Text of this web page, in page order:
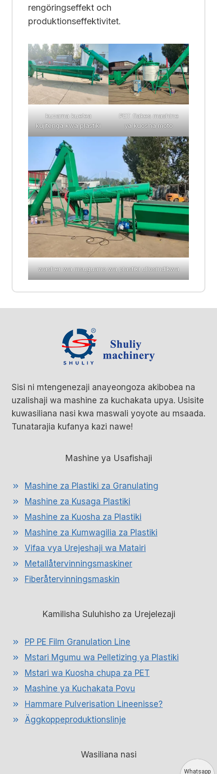
rengöringseffekt och
produktionseffektivitet.
kuzama kuelea
kujitenga kwa plastiki
PET flakes mashine
ya kuosha moto
washer wa msuguano wa plastiki uliosindikwa
Sisi ni mtengenezaji anayeongoza akibobea na
uzalishaji wa mashine za kuchakata upya. Usisite
kuwasiliana nasi kwa maswali yoyote au msaada.
Tunatarajia kufanya kazi nawe!
Mashine ya Usafishaji
Mashine za Plastiki za Granulating
Mashine za Kusaga Plastiki
Mashine za Kuosha za Plastiki
Mashine za Kumwagilia za Plastiki
Vifaa vya Urejeshaji wa Matairi
Metallåtervinningsmaskiner
Fiberåtervinningsmaskin
Kamilisha Suluhisho za Urejelezaji
PP PE Film Granulation Line
Mstari Mgumu wa Pelletizing ya Plastiki
Mstari wa Kuosha chupa za PET
Mashine ya Kuchakata Povu
Hammare Pulverisation Lineenisse?
Äggkoppeproduktionslinje
Wasiliana nasi
Whatsapp